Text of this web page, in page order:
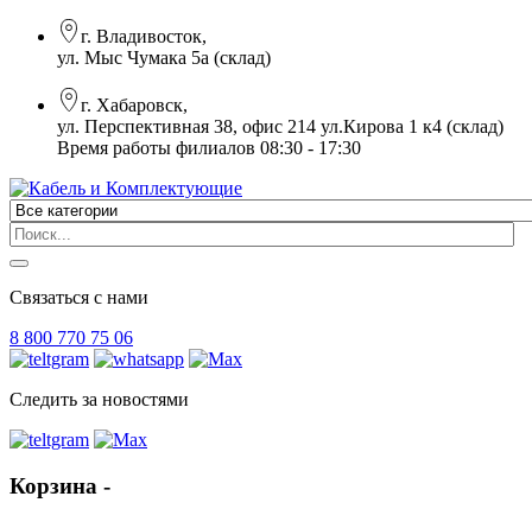
г. Владивосток,
ул. Мыс Чумака 5а (склад)
г. Хабаровск,
ул. Перспективная 38, офис 214 ул.Кирова 1 к4 (склад)
Время работы филиалов 08:30 - 17:30
Связаться с нами
8 800 770 75 06
Следить за новостями
Корзина -